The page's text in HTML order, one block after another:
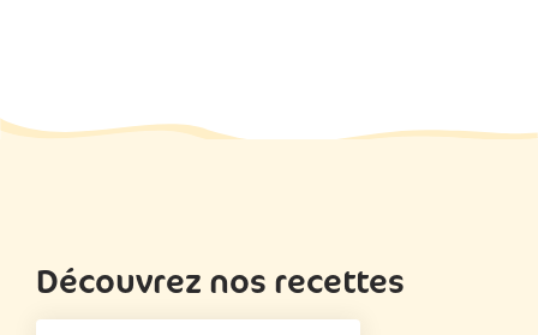
Découvrez nos recettes